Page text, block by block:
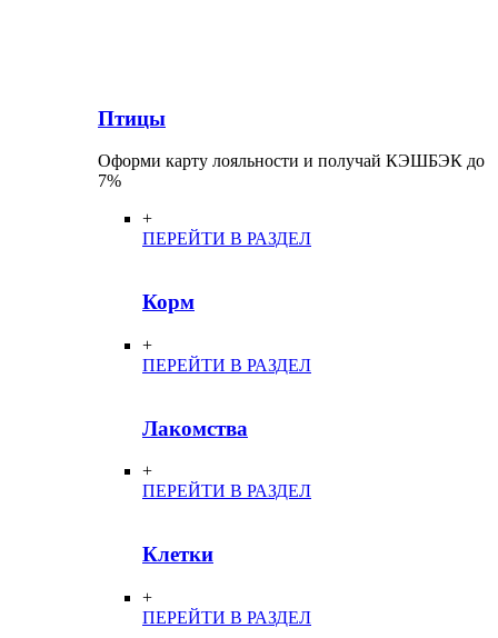
Птицы
Оформи карту лояльности и получай КЭШБЭК до
7%
+
ПЕРЕЙТИ В РАЗДЕЛ
Корм
+
ПЕРЕЙТИ В РАЗДЕЛ
Лакомства
+
ПЕРЕЙТИ В РАЗДЕЛ
Клетки
+
ПЕРЕЙТИ В РАЗДЕЛ